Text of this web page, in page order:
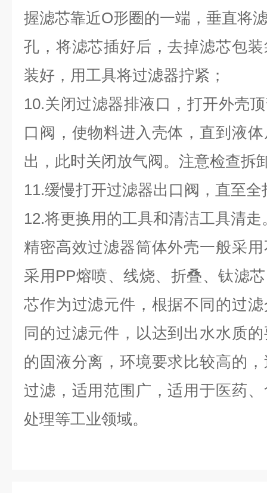
握滤芯靠近O形圈的一端，垂直将
孔，将滤芯插好后，去掉滤芯包
装好，用工具将过滤器拧紧；
10.关闭过滤器排液口，打开外壳
口阀，使物料进入壳体，直到液
出，此时关闭放气阀。注意检查拆
11.缓慢打开过滤器出口阀，直至
12.将更换用的工具和清洁工具清
精密高效过滤器筒体外壳一般采
采用PP熔喷、线烧、折叠、钛滤
芯作为过滤元件，根据不同的过
同的过滤元件，以达到出水水质
的固液分离，环境要求比较高的
过滤，适用范围广，适用于医药
处理等工业领域。